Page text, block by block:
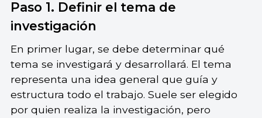
Paso 1. Definir el tema de
investigación
En primer lugar, se debe determinar qué
tema se investigará y desarrollará. El tema
representa una idea general que guía y
estructura todo el trabajo. Suele ser elegido
por quien realiza la investigación, pero